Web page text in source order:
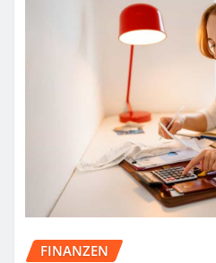
FINANZEN